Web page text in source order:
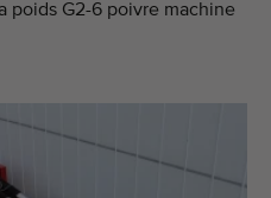
poids G2-6 poivre machine